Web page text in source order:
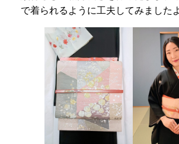
で着られるように工夫してみましたよ